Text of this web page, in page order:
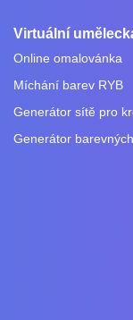
Virtuální
Online omalovánka
Míchání barev RYB
Generátor sítě pro
Generátor